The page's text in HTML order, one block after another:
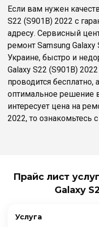
Если вам нужен
S22 (S901B) 2022 с
адресу. Сервисный
ремонт Samsung
Украине, быстро и
Galaxy S22 (S901B)
проводится
оптимальное решение
интересует цена на
2022, то ознакомьтесь
Прайс лист
Galaxy
Услуга